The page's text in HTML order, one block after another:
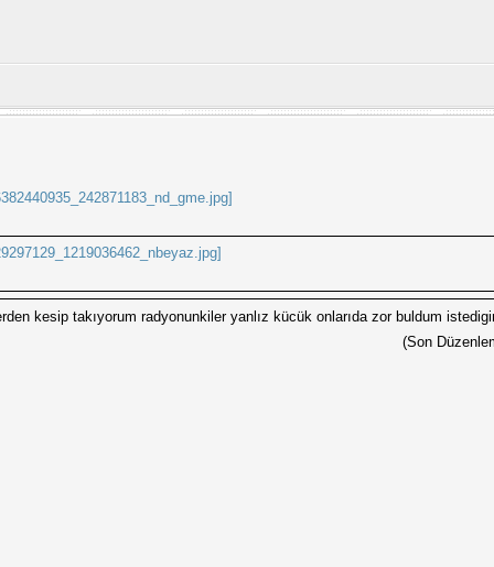
kesip takıyorum radyonunkiler yanlız kücük onlarıda zor buldum
(Son